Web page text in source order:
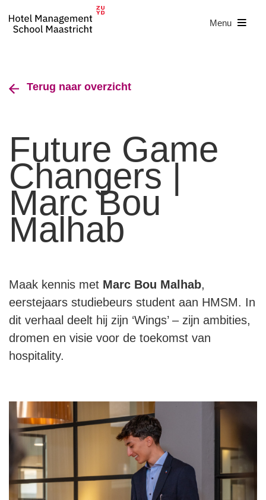
Menu
Terug naar overzicht
Future Game
Changers |
Marc Bou
Malhab
Maak kennis met Marc Bou Malhab,
eerstejaars studiebeurs student aan HMSM. In
dit verhaal deelt hij zijn ‘Wings’ – zijn ambities,
dromen en visie voor de toekomst van
hospitality.